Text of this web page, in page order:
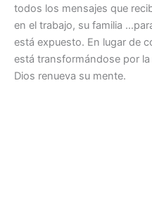
todos los mensajes que
en el trabajo, su familia
está expuesto. En lugar de
está transformándose por
Dios renueva su mente.